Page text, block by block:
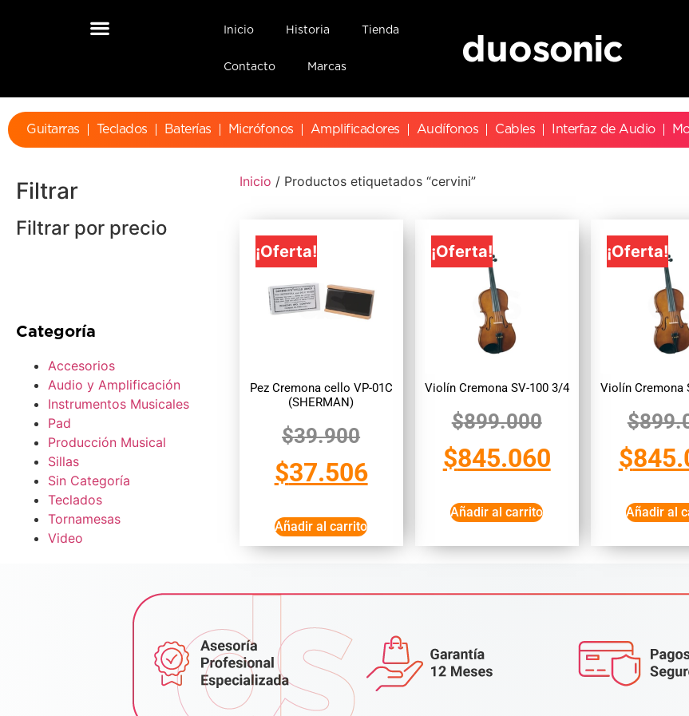
Inicio Historia Tienda
Contacto Marcas
Guitarras Teclados Baterías Micrófonos Amplificadores Audífonos Cables Interfaz de Audio
Filtrar
Filtrar por precio
Categoría
Accesorios
Audio y Amplificación
Instrumentos Musicales
Pad
Producción Musical
Sillas
Sin Categoría
Teclados
Tornamesas
Video
Inicio / Productos etiquetados “cervini”
¡Oferta!
Pez Cremona cello VP-01C
(SHERMAN)
$39.900
$37.506
Añadir al carrito
¡Oferta!
Violín Cremona SV-100 3/4
$899.000
$845.060
Añadir al carrito
¡Oferta!
Violín Cremona
$
$
Añadir al